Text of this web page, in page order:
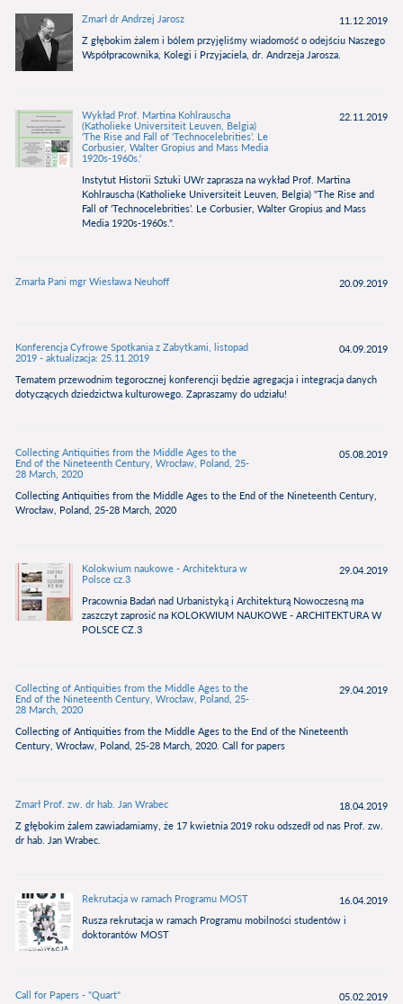
Zmarł dr Andrzej Jarosz
11.12.2019
Z głębokim żalem i bólem przyjęliśmy wiadomość o odejściu Naszego
Współpracownika, Kolegi i Przyjaciela, dr. Andrzeja Jarosza.
Wykład Prof. Martina Kohlrauscha
(Katholieke Universiteit Leuven, Belgia)
‘The Rise and Fall of ‘Technocelebrities’. Le
Corbusier, Walter Gropius and Mass Media
1920s-1960s.‘
22.11.2019
Instytut Historii Sztuki UWr zaprasza na wykład Prof. Martina
Kohlrauscha (Katholieke Universiteit Leuven, Belgia) "The Rise and
Fall of ‘Technocelebrities’. Le Corbusier, Walter Gropius and Mass
Media 1920s-1960s.".
Zmarła Pani mgr Wiesława Neuhoff 20.09.2019
Konferencja Cyfrowe Spotkania z Zabytkami, listopad
2019 - aktualizacja: 25.11.2019
04.09.2019
Tematem przewodnim tegorocznej konferencji będzie agregacja i integracja danych
dotyczących dziedzictwa kulturowego. Zapraszamy do udziału!
Collecting Antiquities from the Middle Ages to the
End of the Nineteenth Century, Wrocław, Poland, 25-
28 March, 2020
05.08.2019
Collecting Antiquities from the Middle Ages to the End of the Nineteenth Century,
Wrocław, Poland, 25-28 March, 2020
Kolokwium naukowe - Architektura w
Polsce cz.3
29.04.2019
Pracownia Badań nad Urbanistyką i Architekturą Nowoczesną ma
zaszczyt zaprosić na KOLOKWIUM NAUKOWE - ARCHITEKTURA W
POLSCE CZ.3
Collecting of Antiquities from the Middle Ages to the
End of the Nineteenth Century, Wrocław, Poland, 25-
28 March, 2020
29.04.2019
Collecting of Antiquities from the Middle Ages to the End of the Nineteenth
Century, Wrocław, Poland, 25-28 March, 2020. Call for papers
Zmarł Prof. zw. dr hab. Jan Wrabec
18.04.2019
Z głębokim żalem zawiadamiamy, że 17 kwietnia 2019 roku odszedł od nas Prof. zw.
dr hab. Jan Wrabec.
Rekrutacja w ramach Programu MOST
16.04.2019
Rusza rekrutacja w ramach Programu mobilności studentów i
doktorantów MOST
Call for Papers - "Quart"
05.02.2019